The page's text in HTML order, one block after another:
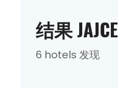
结果 JAJCE
6 hotels 发现